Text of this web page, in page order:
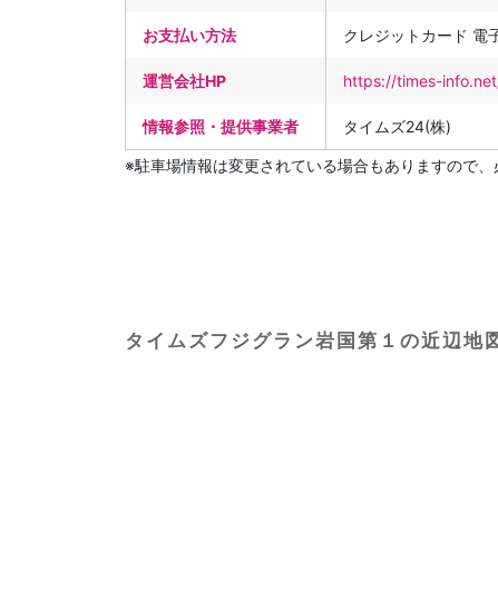
お支払い方法 クレジットカード 電
運営会社HP https://times-
情報参照・提供事業者 タイムズ24(株)
※駐車場情報は変更されている場合もありますので
タイムズフジグラン岩国第１の近辺地